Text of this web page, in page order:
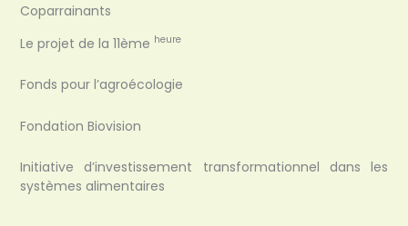
Coparrainants
Le projet de la 11ème heure
Fonds pour l’agroécologie
Fondation Biovision
Initiative d’investissement transformationnel dans les
systèmes alimentaires